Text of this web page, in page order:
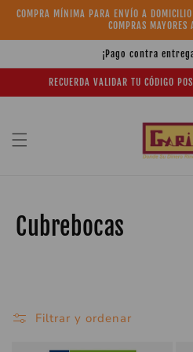
directamente
COMPRA MÍNIMA PARA ENVÍO A
COMPRAS
¡Pago contra
RECUERDA VALIDAR TU CÓDIGO
C
e
Cubrebocas
Filtrar y ordenar